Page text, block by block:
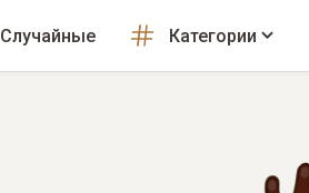
Случайные Категории